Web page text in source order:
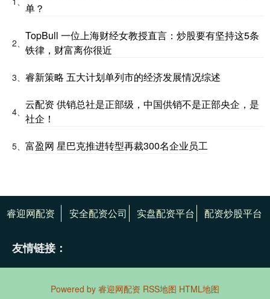
单？
2、
TopBull 一位上海财经女教授直言：炒股要有坚持这5条
铁律，财富离你很近
3、 睿新策略 五大计划单列市的经济发展情况综述
4、
云配资 供销总社是正部级，中国供销不是正部央企，是
社企！
5、 富盈网 星巴克推进转型再裁300名企业员工
睿迎网配资 安全配资公司 实盘配资平台 配资炒股平台
友情链接：
Powered by 睿迎网配资 RSS地图 HTML地图